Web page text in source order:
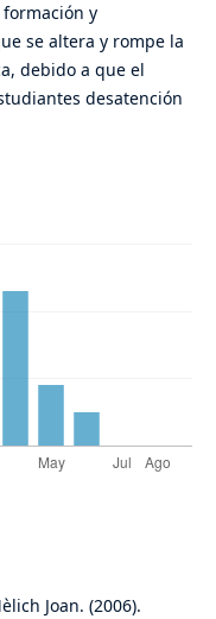
y
se altera y rompe la
debido a que el
desatención
Joan. (2006).